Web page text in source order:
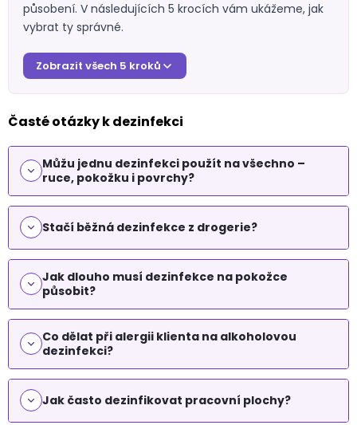
působení. V následujících 5 krocích vám ukážeme, jak
vybrat ty správné.
Zobrazit všech 5 kroků
Časté otázky k dezinfekci
Můžu jednu dezinfekci použít na všechno –
ruce, pokožku i povrchy?
Stačí běžná dezinfekce z drogerie?
Jak dlouho musí dezinfekce na pokožce
působit?
Co dělat při alergii klienta na alkoholovou
dezinfekci?
Jak často dezinfikovat pracovní plochy?